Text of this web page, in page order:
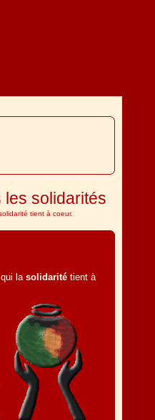
les solidarités
tient à coeur.
la solidarité tient à